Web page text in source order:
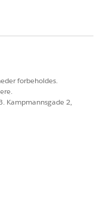
forbeholdes.
Kampmannsgade 2,